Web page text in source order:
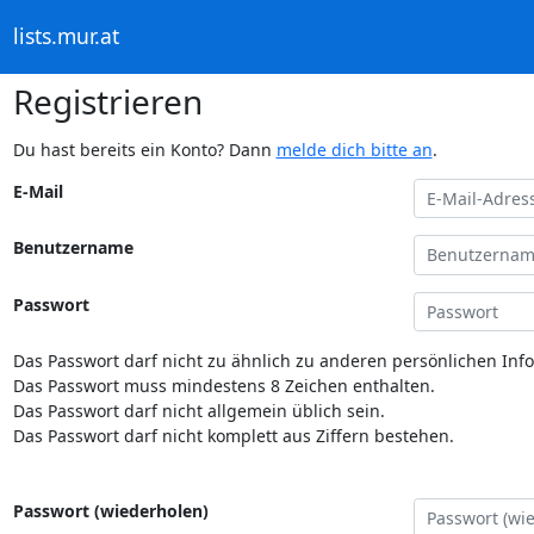
lists.mur.at
Registrieren
Du hast bereits ein Konto? Dann melde dich bitte an.
E-Mail
Benutzername
Passwort
Das Passwort darf nicht zu ähnlich zu anderen persönlichen
Das Passwort muss mindestens 8 Zeichen enthalten.
Das Passwort darf nicht allgemein üblich sein.
Das Passwort darf nicht komplett aus Ziffern bestehen.
Passwort (wiederholen)